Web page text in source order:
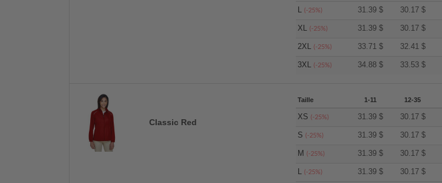
L(-25%) 31.39 $ 30.17 $
XL(-25%) 31.39 $ 30.17 $
2XL(-25%) 33.71 $ 32.41 $
3XL(-25%) 34.88 $ 33.53 $
Classic Red
Taille 1-11 12-35
XS(-25%) 31.39 $ 30.17 $
S(-25%) 31.39 $ 30.17 $
M(-25%) 31.39 $ 30.17 $
L(-25%) 31.39 $ 30.17 $